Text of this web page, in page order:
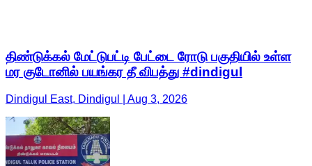
திண்டுக்கல் மேட்டுபட்டி பேட்டை ரோடு பகுதியில் உள்ள
மர குடோனில் பயங்கர தீ விபத்து #dindigul
Dindigul East, Dindigul | Aug 3, 2026